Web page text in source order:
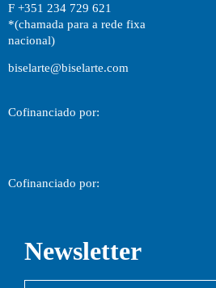
F +351 234 729 621
*(chamada para a rede fixa
nacional)
biselarte@biselarte.com
Cofinanciado por:
Cofinanciado por:
Newsletter